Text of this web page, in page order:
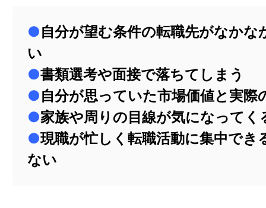
●自分が望む条件の転職先がなかな
い
●書類選考や面接で落ちてしまう
●自分が思っていた市場価値と実際
●家族や周りの目線が気になってく
●現職が忙しく転職活動に集中でき
ない